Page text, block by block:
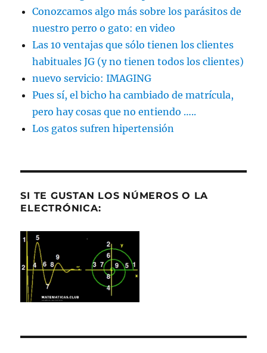
Conozcamos algo más sobre los parásitos de
nuestro perro o gato: en video
Las 10 ventajas que sólo tienen los clientes
habituales JG (y no tienen todos los clientes)
nuevo servicio: IMAGING
Pues sí, el bicho ha cambiado de matrícula,
pero hay cosas que no entiendo …..
Los gatos sufren hipertensión
SI TE GUSTAN LOS NÚMEROS O LA
ELECTRÓNICA: